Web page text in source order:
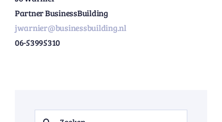
Partner BusinessBuilding
jwarnier@businessbuilding.nl
06-53995310
Search